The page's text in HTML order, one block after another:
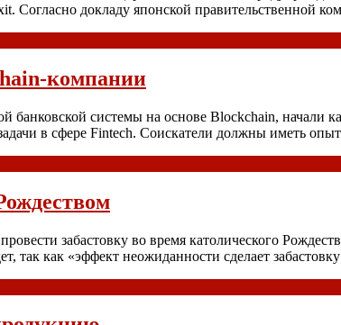
Согласно докладу японской правительственной
компании
банковской системы на основе Blockchain,
в сфере Fintech. Соискатели должны иметь
забастовку во время католического
так как «эффект неожиданности сделает